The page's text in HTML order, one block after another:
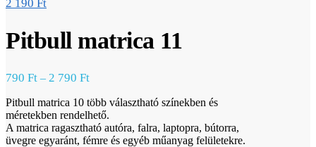
2 190 Ft
Pitbull matrica 11
790 Ft – 2 790 Ft
Pitbull matrica 10 több választható színekben és
méretekben rendelhető.
A matrica ragasztható autóra, falra, laptopra, bútorra,
üvegre egyaránt, fémre és egyéb műanyag felületekre.